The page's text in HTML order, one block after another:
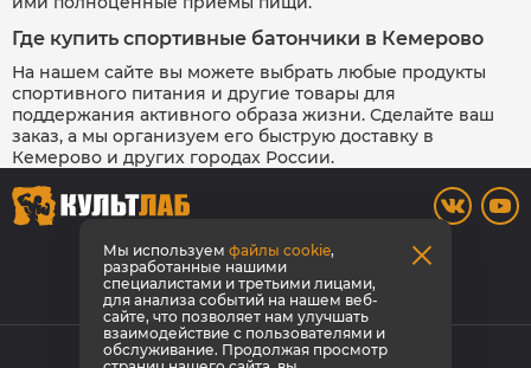
Где купить спортивные батончики в Кемерово
На нашем сайте вы можете выбрать любые продукты
спортивного питания и другие товары для
поддержания активного образа жизни. Сделайте ваш
заказ, а мы организуем его быструю доставку в
Кемерово и других городах России.
8 (3842) 446-373
Заказать звонок
© КультЛаб Спортивное питание
Мы используемфайлы cookie,
разработанные нашими
специалистами и третьими лицами,
для анализа событий на нашем веб-
сайте, что позволяет нам улучшать
взаимодействие с пользователями и
обслуживание. Продолжая просмотр